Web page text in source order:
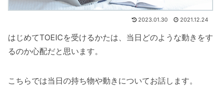
2023.01.30 2021.12.24
はじめてTOEICを受けるかたは、当日どのような動きをす
るのか心配だと思います。
こちらでは当日の持ち物や動きについてお話します。